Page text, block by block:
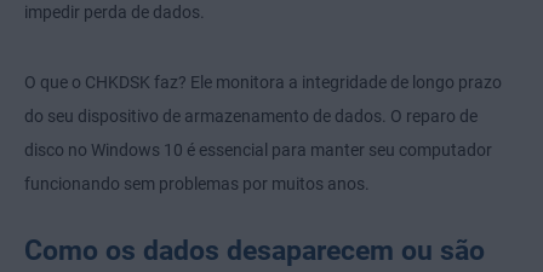
impedir perda de dados.
O que o CHKDSK faz? Ele monitora a integridade de longo prazo
do seu dispositivo de armazenamento de dados. O reparo de
disco no Windows 10 é essencial para manter seu computador
funcionando sem problemas por muitos anos.
Como os dados desaparecem ou são